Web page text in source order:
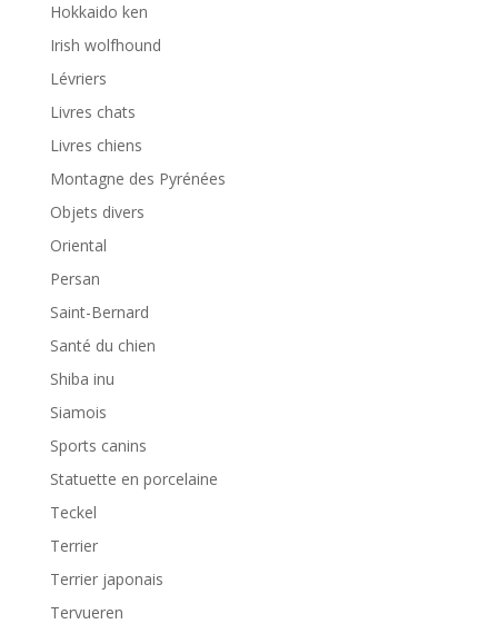
Hokkaido ken
Irish wolfhound
Lévriers
Livres chats
Livres chiens
Montagne des Pyrénées
Objets divers
Oriental
Persan
Saint-Bernard
Santé du chien
Shiba inu
Siamois
Sports canins
Statuette en porcelaine
Teckel
Terrier
Terrier japonais
Tervueren